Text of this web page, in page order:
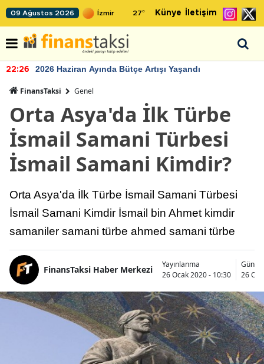
09 Ağustos 2026 27° Künye İletişim
22:26 2026 Haziran Ayında Bütçe Artışı Yaşandı
FinansTaksi Genel
Orta Asya'da İlk Türbe
İsmail Samani Türbesi
İsmail Samani Kimdir?
Orta Asya'da İlk Türbe İsmail Samani Türbesi
İsmail Samani Kimdir İsmail bin Ahmet kimdir
samaniler samani türbe ahmed samani türbe
FinansTaksi Haber Merkezi
Yayınlanma
26 Ocak 2020 - 10:30
26